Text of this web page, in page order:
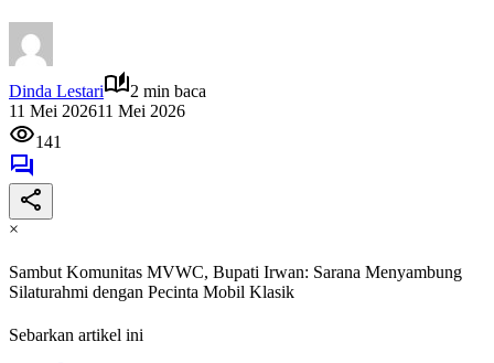
Dinda Lestari
2 min baca
11 Mei 202611 Mei 2026
141
×
Sambut Komunitas MVWC, Bupati Irwan: Sarana Menyambung
Silaturahmi dengan Pecinta Mobil Klasik ‎
Sebarkan artikel ini